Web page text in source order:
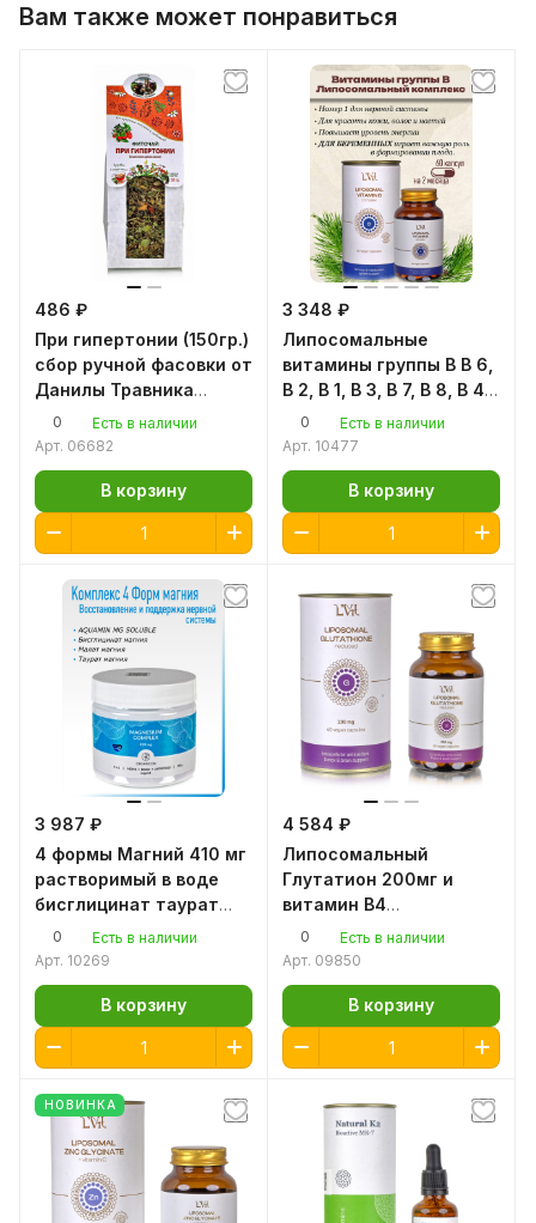
Вам также может понравиться
486 ₽
При гипертонии (150гр.)
сбор ручной фасовки от
Данилы Травника
снижает холестерин
0
Есть в наличии
Арт. 06682
В корзину
3 348 ₽
Липосомальные
витамины группы В В 6,
В 2, В 1, В 3, В 7, В 8, В 4 в
капсулах
стабилизируют работу
0
Есть в наличии
Арт. 10477
В корзину
3 987 ₽
4 формы Магний 410 мг
растворимый в воде
бисглицинат таурат
малат от судорог,
бессонницы, стресса
0
Есть в наличии
Арт. 10269
В корзину
4 584 ₽
Липосомальный
Глутатион 200мг и
витамин В4
омолаживающий Бад
для кожи, волос и
0
Есть в наличии
Арт. 09850
В корзину
НОВИНКА